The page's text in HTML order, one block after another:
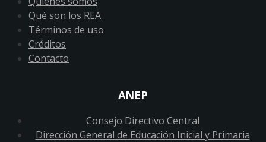
Qué son los REA
Términos de uso
Créditos
Contacto
ANEP
Consejo Directivo Central
Dirección General de Educación Inicial y Primaria